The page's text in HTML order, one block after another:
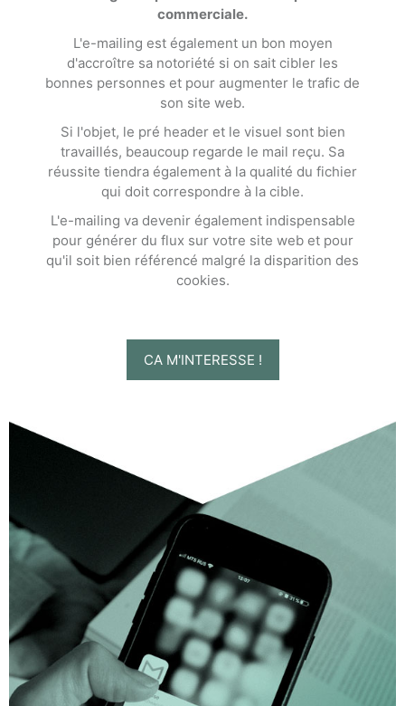
commerciale.
L'e-mailing est également un bon moyen
d'accroître sa notoriété si on sait cibler les
bonnes personnes et pour augmenter le trafic de
son site web.
Si l'objet, le pré header et le visuel sont bien
travaillés, beaucoup regarde le mail reçu. Sa
réussite tiendra également à la qualité du fichier
qui doit correspondre à la cible.
L'e-mailing va devenir également indispensable
pour générer du flux sur votre site web et pour
qu'il soit bien référencé malgré la disparition des
cookies.
CA M'INTERESSE !